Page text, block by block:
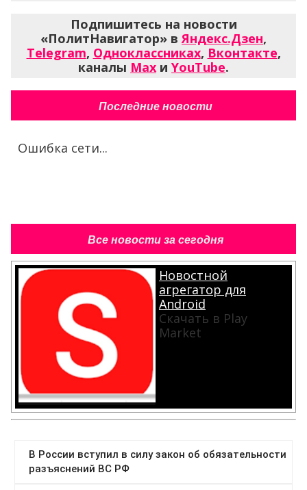
Подпишитесь на новости
«ПолитНавигатор» вЯндекс.Дзен,
Telegram, Одноклассниках, Вконтакте,
каналы Max и YouTube.
Последние новости
Ошибка сети...
Все новости за сегодня
Новостной
агрегатор для
Android
Скачать в Play
Market